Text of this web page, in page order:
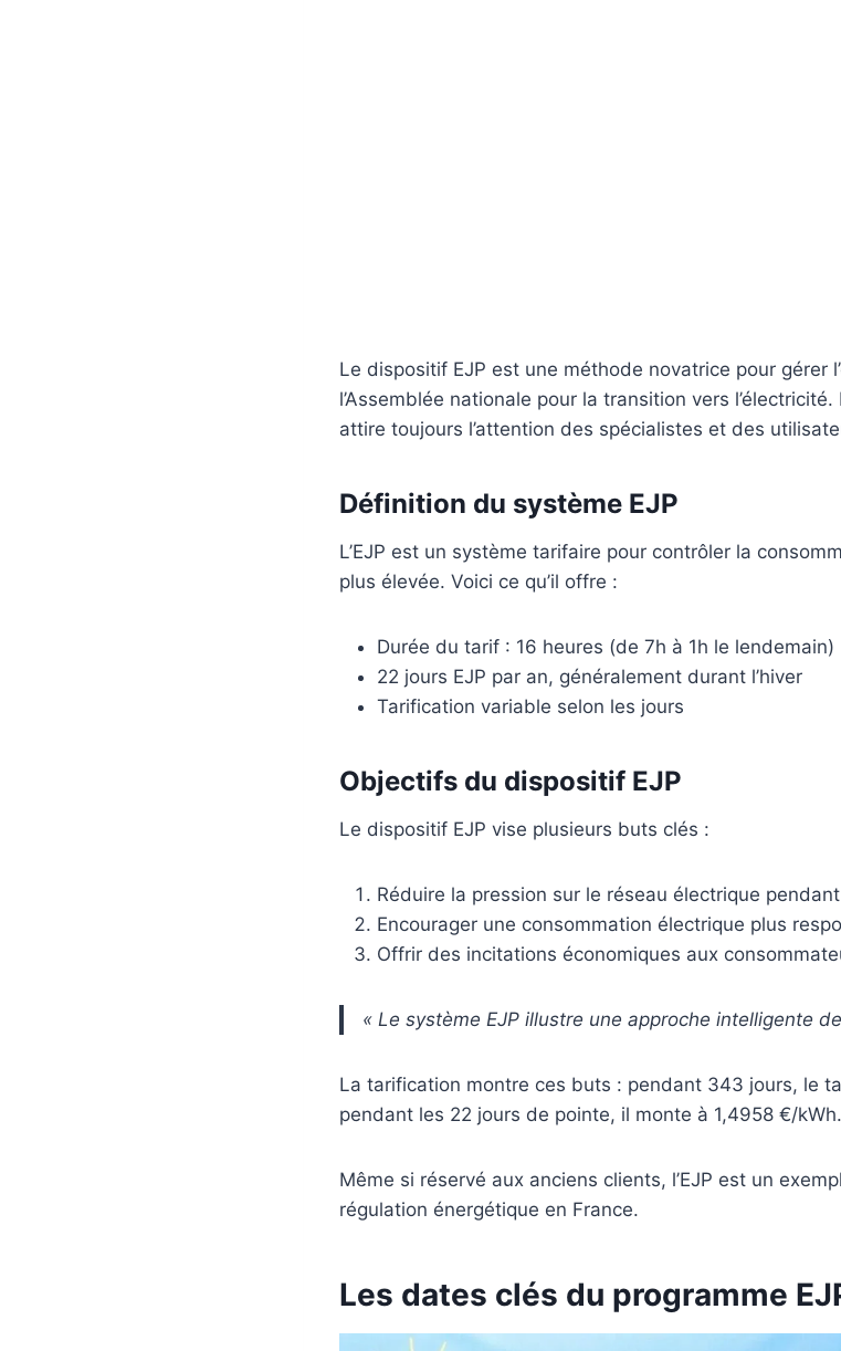
Le dispositif EJP est une méthode novatrice pour gérer
l’Assemblée nationale pour la transition vers
attire toujours l’attention des spécialistes et des
Définition du système EJP
L’EJP est un système tarifaire pour contrôler la
plus élevée. Voici ce qu’il offre :
Durée du tarif : 16 heures (de 7h à 1h le lendemain)
22 jours EJP par an, généralement durant l’hiver
Tarification variable selon les jours
Objectifs du dispositif EJP
Le dispositif EJP vise plusieurs buts clés :
Réduire la pression sur le réseau électrique
Encourager une consommation électrique plus
Offrir des incitations économiques aux
« Le système EJP illustre une approche intelligente
La tarification montre ces buts : pendant 343 jours, le
pendant les 22 jours de pointe, il monte à 1,4958 €/kWh.
Même si réservé aux anciens clients, l’EJP est un
régulation énergétique en France.
Les dates clés du programme